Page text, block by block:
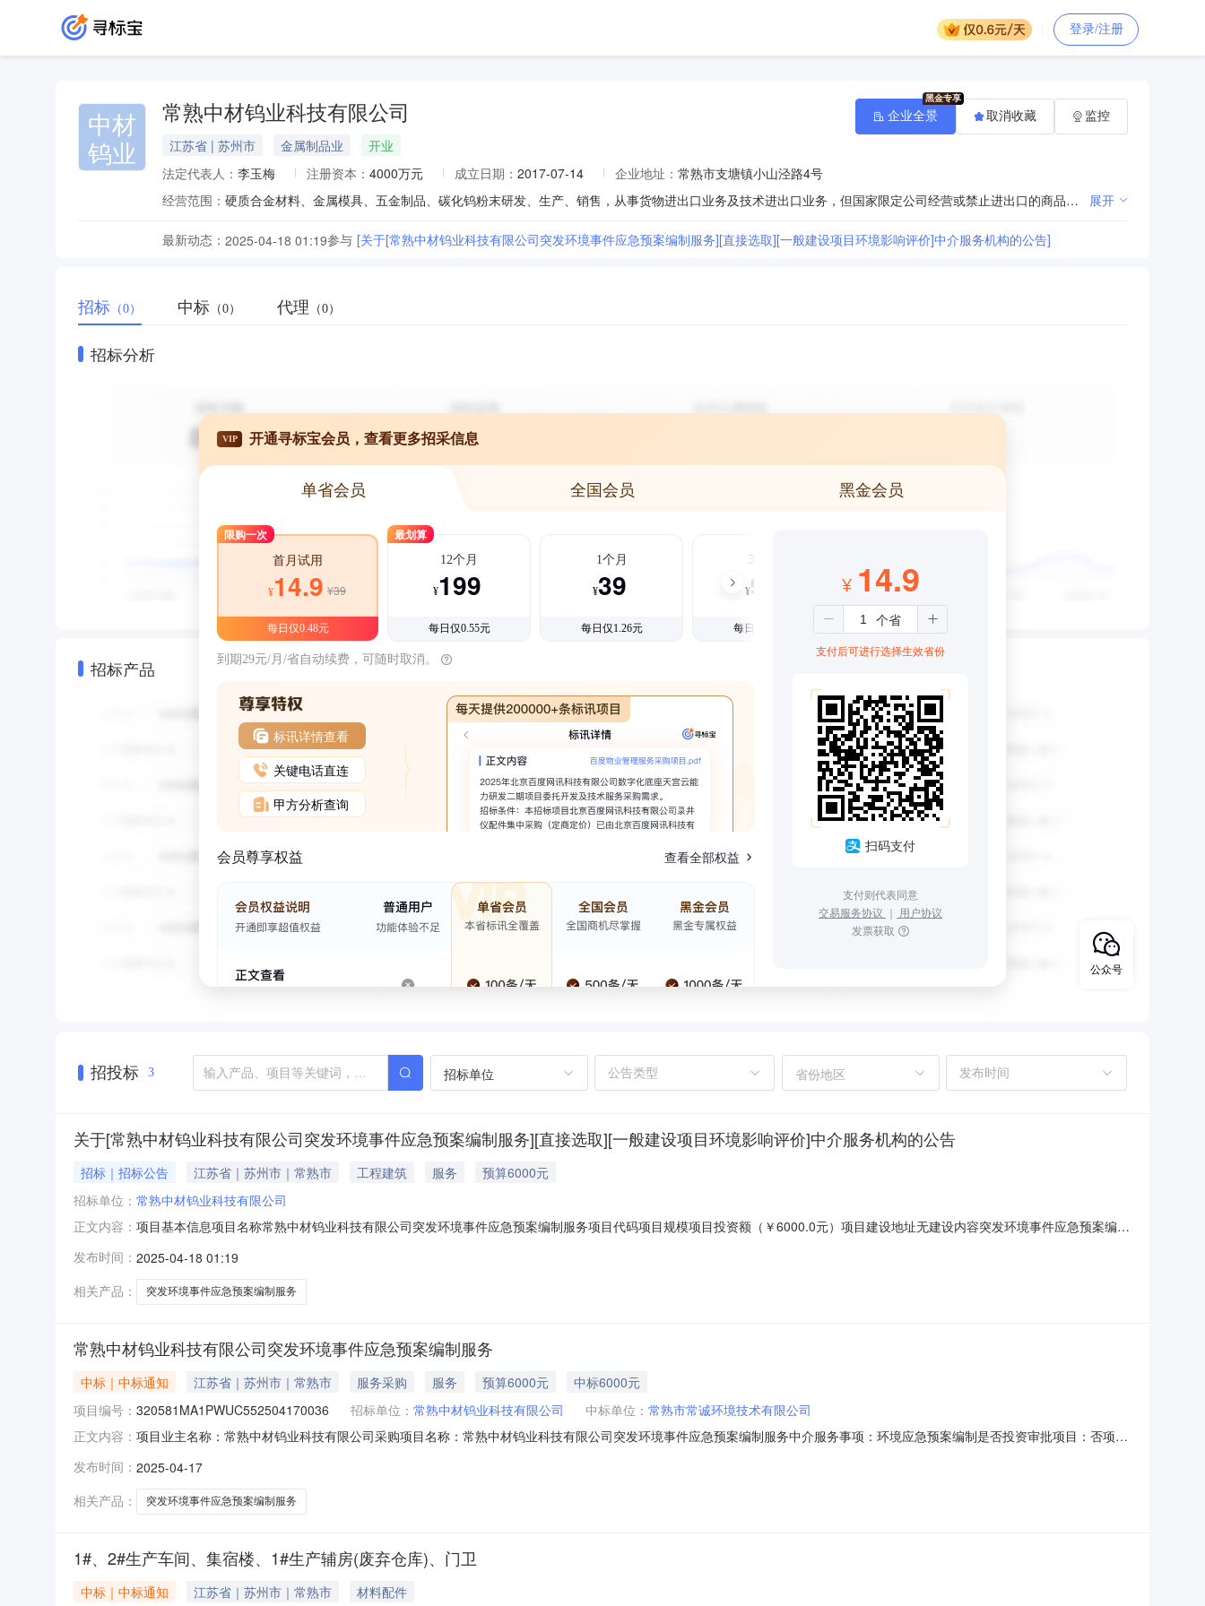
登录/注册
中材
钨业
常熟中材钨业科技有限公司
江苏省 | 苏州市 金属制品业
开业
法定代表人： 李玉梅 注册资本： 4000万元 成立日期： 2017-07-14 企业地址： 常熟市支塘镇小山泾路4号
经营范围：
硬质合金材料、金属模具、五金制品、碳化钨粉末研发、生产、销售，从事货物进出口业务及技术进出口业务，但国家限定公司经营或禁止进出口的商品及技术除外。（依法须经批准的项目，经相关部门批准后方可开展经营活动） 展开
最新动态： 2025-04-18 01:19参与 [关于[常熟中材钨业科技有限公司突发环境事件应急预案编制服务][直接选取][一般建设项目环境影响评价]中介服务机构的公告]
企业全景 取消收藏 监控
招标 （0） 中标 （0） 代理 （0）
招标分析
招标产品
VIP 开通寻标宝会员，查看更多招采信息
单省会员 全国会员 黑金会员
限购一次
首月试用
¥14.9 ¥39
每日仅0.48元
最划算
12个月
¥199
每日仅0.55元
1个月
¥39
每日仅1.26元
3个月
¥99
每日仅1.08元
到期29元/月/省自动续费，可随时取消。
标讯详情查看
关键电话直连
甲方分析查询
会员尊享权益 查看全部权益
¥ 14.9
支付后可进行选择生效省份
扫码支付
支付则代表同意
交易服务协议 ｜ 用户协议
发票获取
招投标 3 招标单位 省份地区
关于[常熟中材钨业科技有限公司突发环境事件应急预案编制服务][直接选取][一般建设项目环境影响评价]中介服务机构的公告
招标｜招标公告 江苏省｜苏州市｜常熟市 工程建筑 服务
预算6000元
招标单位： 常熟中材钨业科技有限公司
正文内容： 项目基本信息项目名称常熟中材钨业科技有限公司突发环境事件应急预案编制服务项目代码项目规模项目投资额（￥6000.0元）项目建设地址无建设内容突发环境事件应急预案编制
91320581MA1PWUC55D法定代表人李玉梅法人类型企业法人是否公开联系方式否项目联系人***联系方式***单位地址***中介服务需求中介服务事项中介选取方式直接选取服务时限
要求60天其他需求
发布时间： 2025-04-18 01:19
相关产品：
突发环境事件应急预案编制服务
常熟中材钨业科技有限公司突发环境事件应急预案编制服务
中标｜中标通知 江苏省｜苏州市｜常熟市 服务采购 服务 预算6000元
中标6000元
项目编号： 320581MA1PWUC552504170036 招标单位： 常熟中材钨业科技有限公司 中标单位： 常熟市常诚环境技术有限公司
正文内容： 项目业主名称：常熟中材钨业科技有限公司采购项目名称：常熟中材钨业科技有限公司突发环境事件应急预案编制服务中介服务事项：环境应急预案编制是否投资审批项目：否项目
服务时限：按照合同双方自行约定服务金额：￥6,000.00元选取中介方式：null中选企业名称：常熟市常诚环境技术有限公司中选企业联系地址：常熟经济技术开发区高新
发布时间： 2025-04-17
相关产品：
突发环境事件应急预案编制服务
1#、2#生产车间、集宿楼、1#生产辅房(废弃仓库)、门卫
中标｜中标通知 江苏省｜苏州市｜常熟市 材料配件
公众号